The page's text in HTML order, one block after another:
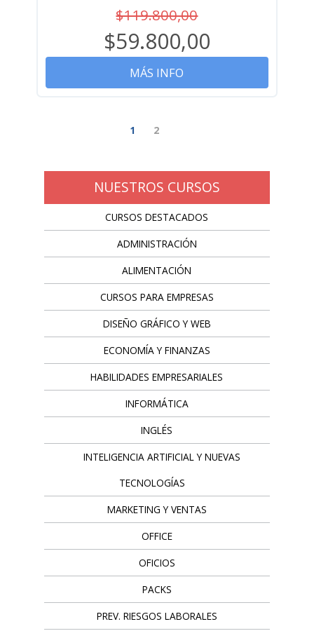
$119.800,00
$59.800,00
MÁS INFO
1 2
NUESTROS CURSOS
CURSOS DESTACADOS
ADMINISTRACIÓN
ALIMENTACIÓN
CURSOS PARA EMPRESAS
DISEÑO GRÁFICO Y WEB
ECONOMÍA Y FINANZAS
HABILIDADES EMPRESARIALES
INFORMÁTICA
INGLÉS
INTELIGENCIA ARTIFICIAL Y NUEVAS
TECNOLOGÍAS
MARKETING Y VENTAS
OFFICE
OFICIOS
PACKS
PREV. RIESGOS LABORALES